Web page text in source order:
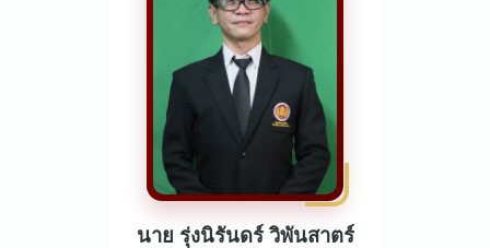
นาย รุ่งนิรันดร์ วิพันสาตร์